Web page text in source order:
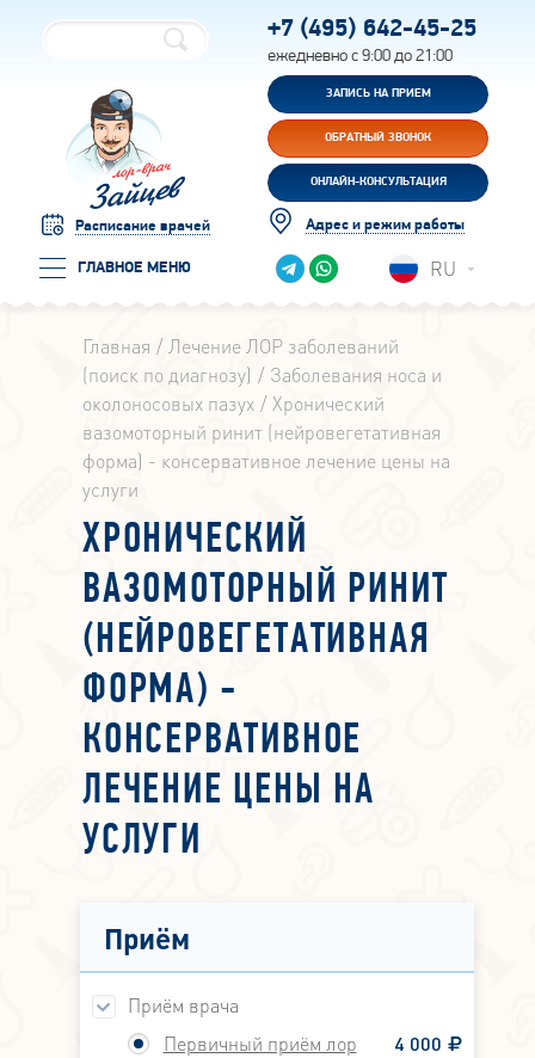
Расписание врачей
ГЛАВНОЕ МЕНЮ
+7 (495) 642-45-25
ежедневно с 9:00 до 21:00
ЗАПИСЬ НА ПРИЕМ
ОБРАТНЫЙ ЗВОНОК
ОНЛАЙН-КОНСУЛЬТАЦИЯ
Адрес и режим работы
RU
Главная
Лечение ЛОР заболеваний
(поиск по диагнозу)
Заболевания носа и
околоносовых пазух
Хронический
вазомоторный ринит (нейровегетативная
форма) - консервативное лечение цены на
услуги
ХРОНИЧЕСКИЙ
ВАЗОМОТОРНЫЙ РИНИТ
(НЕЙРОВЕГЕТАТИВНАЯ
ФОРМА) -
КОНСЕРВАТИВНОЕ
ЛЕЧЕНИЕ ЦЕНЫ НА
УСЛУГИ
Приём
Приём врача
Первичный приём лор
4 000